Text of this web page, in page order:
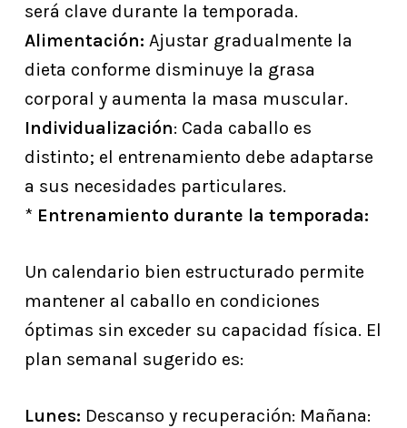
será clave durante la temporada.
Alimentación: Ajustar gradualmente la
dieta conforme disminuye la grasa
corporal y aumenta la masa muscular.
Individualización: Cada caballo es
distinto; el entrenamiento debe adaptarse
a sus necesidades particulares.
* Entrenamiento durante la temporada:
Un calendario bien estructurado permite
mantener al caballo en condiciones
óptimas sin exceder su capacidad física. El
plan semanal sugerido es:
Lunes: Descanso y recuperación: Mañana: